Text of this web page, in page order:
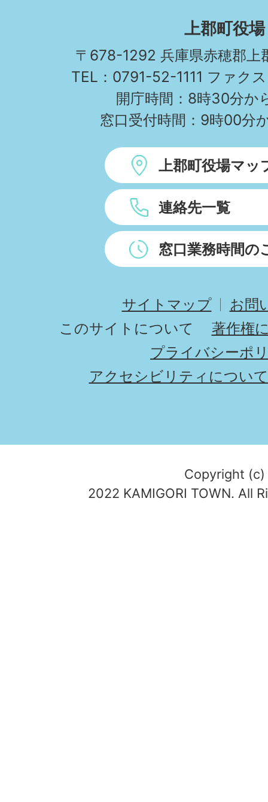
KAMIGORI
TOWN
上郡町役場
〒678-1292 兵庫県赤穂郡上
TEL：0791-52-1111 ファク
開庁時間：8時30分か
窓口受付時間：9時00分
上郡町役場マッ
連絡先一覧
窓口業務時間の
サイトマップ
お問
このサイトについて
著作権
プライバシーポ
アクセシビリティについて
Copyright (c)
2022 KAMIGORI TOWN. All